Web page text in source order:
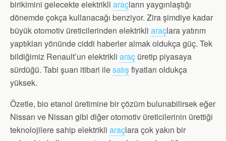
birikimini gelecekte elektrikli araçların yaygınlaştığı
dönemde çokça kullanacağı benziyor. Zira şimdiye kadar
büyük otomotiv üreticilerinden elektrikli araçlara yatırım
yaptıkları yönünde ciddi haberler almak oldukça güç. Tek
bildiğimiz Renault’un elektrikli araç üretip piyasaya
sürdüğü. Tabi şuan itibari ilesatışfiyatları oldukça
yüksek.
Özetle, bio etanol üretimine bir çözüm bulunabilirsek eğer
Nissan ve Nissan gibi diğer otomotiv üreticilerinin ürettiği
teknolojilere sahip elektrikli araçlara çok yakın bir